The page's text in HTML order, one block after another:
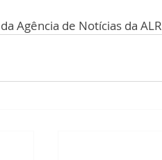
Agência de Notícias da